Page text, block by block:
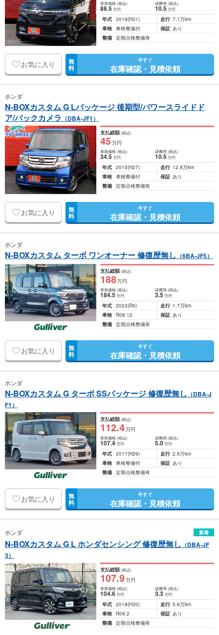
車両価格(税込)
88.5万円
諸費用 (税込)
10.5 万円
年式 2019(H31) 走行 7.1万km
車検 車検整備付 保証 あり
整備 定期点検整備有
お気に入り 無
料
今すぐ
在庫確認・見積依頼
ホンダ
N-BOXカスタム G Lパッケージ 後期型/パワースライドド
ア/バックカメラ （DBA-JF1）
支払総額(税込)
45万円
車両価格(税込)
34.5万円
諸費用 (税込)
10.5 万円
年式 2015(H27) 走行 12.8万km
車検 車検整備付 保証 あり
整備 定期点検整備有
お気に入り 無
料
今すぐ
在庫確認・見積依頼
ホンダ
N-BOXカスタム ターボ ワンオーナー 修復歴無し （6BA-JF5）
支払総額(税込)
188万円
車両価格(税込)
184.5万円
諸費用 (税込)
3.5 万円
年式 2023(R5) 走行 1.7万km
車検
R08.12 保証 あり
整備 定期点検整備有
お気に入り 無
料
今すぐ
在庫確認・見積依頼
ホンダ
N-BOXカスタム G ターボ SSパッケージ 修復歴無し （DBA-J
F1）
支払総額(税込)
112.4万円
車両価格(税込)
107.4万円
諸費用 (税込)
5.0 万円
年式 2017(H29) 走行 2.9万km
車検 車検整備付 保証 あり
整備 定期点検整備有
お気に入り 無
料
今すぐ
在庫確認・見積依頼
ホンダ 新着
N-BOXカスタム G L ホンダセンシング 修復歴無し （DBA-JF
3）
支払総額(税込)
107.9万円
車両価格(税込)
104.6万円
諸費用 (税込)
3.3 万円
年式 2018(H30) 走行 5.6万km
車検
R09.2 保証 あり
整備 定期点検整備有